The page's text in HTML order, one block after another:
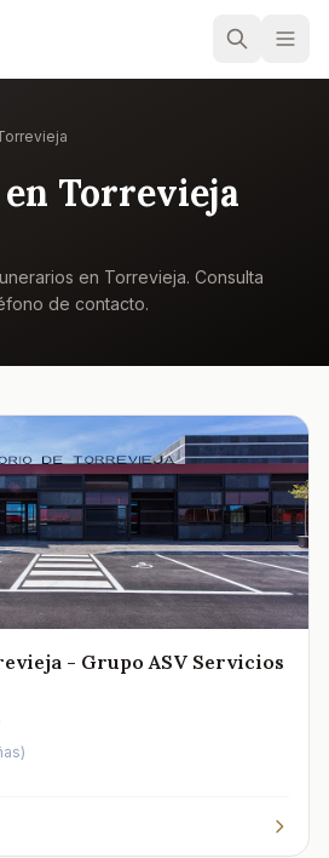
Torrevieja
en Torrevieja. Consulta
de contacto.
- Grupo ASV Servicios